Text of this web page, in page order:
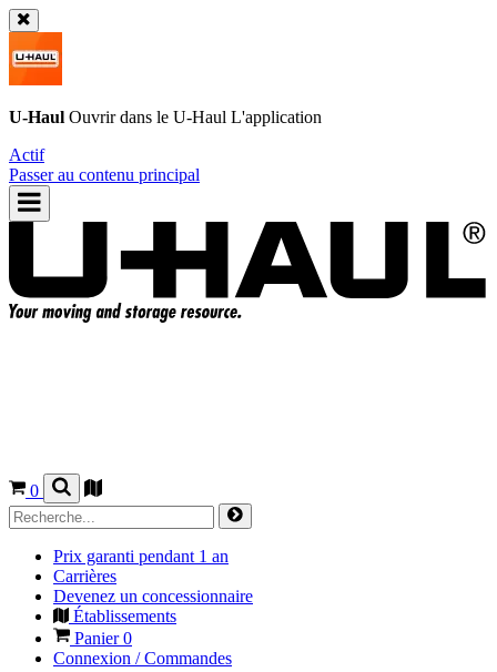
U-Haul Ouvrir dans le U-Haul L'application
Actif
Passer au contenu principal
0
Prix garanti pendant 1 an
Carrières
Devenez un concessionnaire
Établissements
Panier0
Connexion / Commandes